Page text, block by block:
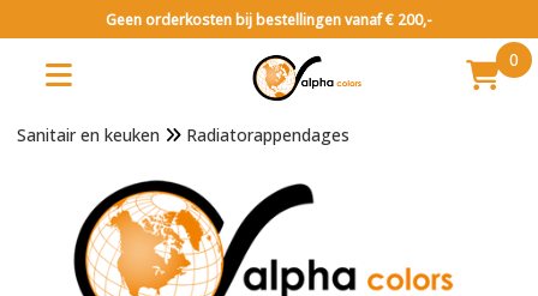
Geen orderkosten bij bestellingen vanaf € 200,-
0
Sanitair en keuken Radiatorappendages